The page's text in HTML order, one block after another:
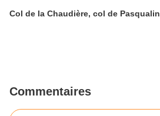
Col de la Chaudière, col de Pasqualin
Commentaires